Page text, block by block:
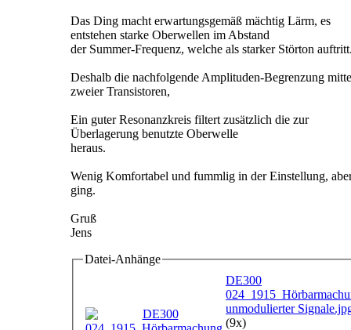
Das Ding macht erwartungsgemäß mächtig Lärm, es
entstehen starke Oberwellen im Abstand
der Summer-Frequenz, welche als starker Störton
Deshalb die nachfolgende Amplituden-Begrenzung
zweier Transistoren,
Ein guter Resonanzkreis filtert zusätzlich die zur
Überlagerung benutzte Oberwelle
heraus.
Wenig Komfortabel und fummlig in der Einstellung,
ging.
Gruß
Jens
Datei-Anhänge
DE300
unmodulierter
(9x)